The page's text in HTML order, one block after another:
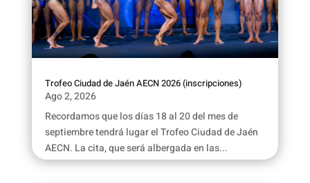
Trofeo Ciudad de Jaén AECN 2026 (inscripciones)
Ago 2, 2026
Recordamos que los días 18 al 20 del mes de
septiembre tendrá lugar el Trofeo Ciudad de Jaén
AECN. La cita, que será albergada en las...